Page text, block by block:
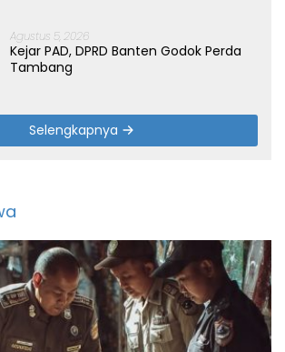
Agustus 5, 2026
Kejar PAD, DPRD Banten Godok Perda
Tambang
Selengkapnya